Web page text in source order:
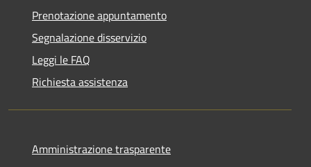
Prenotazione appuntamento
Segnalazione disservizio
Leggi le FAQ
Richiesta assistenza
Amministrazione trasparente